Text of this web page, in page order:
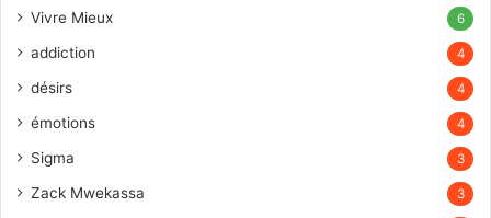
Vivre Mieux 6
addiction 4
désirs 4
émotions 4
Sigma 3
Zack Mwekassa 3